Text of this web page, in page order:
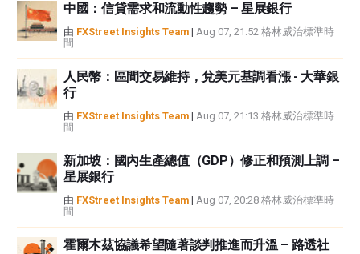
如果文章正文中沒有明確提到，在撰寫本文時，作者在本文中提到的任何股票
中都沒有頭寸，也沒有與文中提到的任何公司有業務關係。除了FXStreet，作
者沒有收到撰寫這篇文章的報酬。
FXStreet和作者不提供個性化的建議。作者對該資訊的準確性、完整性或適用
性不作任何陳述。FXStreet和作者將不承擔任何錯誤，遺漏或任何損失，傷害
或損害由此資訊及其顯示或使用引起的。錯誤和遺漏除外。本文作者和
FXStreet並非註冊投資顧問，本文內容無意提供任何投資建議。
中國：信貸需求和流動性趨勢 – 星展銀行
由 FXStreet Insights Team | Aug 07, 21:52 格林威治標準時
間
人民幣：區間交易維持，兌美元基調看漲 - 大華銀
行
由 FXStreet Insights Team | Aug 07, 21:13 格林威治標準時
間
新加坡：國內生產總值（GDP）修正和預測上調 –
星展銀行
由 FXStreet Insights Team | Aug 07, 20:28 格林威治標準時
間
霍爾木茲協議希望隨著談判推進而升溫 – 路透社